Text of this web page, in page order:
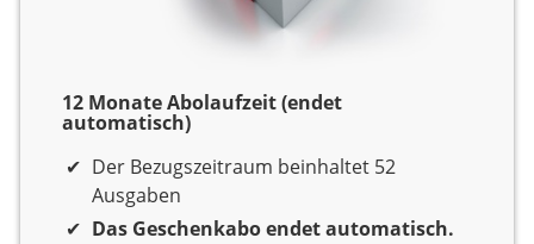
12 Monate Abolaufzeit (endet
automatisch)
Der Bezugszeitraum beinhaltet 52
Ausgaben
Das Geschenkabo endet automatisch.